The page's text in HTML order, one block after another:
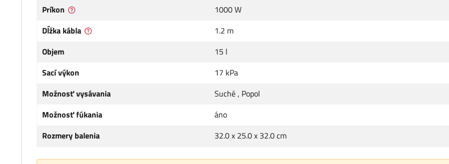
Príkon
1000 W
Dĺžka kábla
1.2 m
Objem
15 l
Sací výkon
17 kPa
Možnosť vysávania
Suché, Popol
Možnosť fúkania
áno
Rozmery balenia
32.0 x 25.0 x 32.0 cm